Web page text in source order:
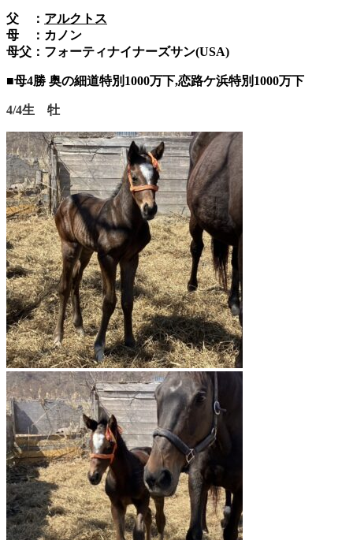
父 ： アルクトス
母 ：カノン
母父：フォーティナイナーズサン(USA)
■母4勝 奥の細道特別1000万下,恋路ケ浜特別1000万下
4/4生 牡